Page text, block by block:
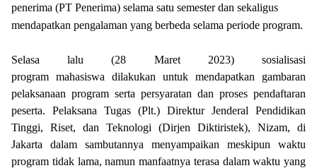
penerima (PT Penerima) selama satu semester dan sekaligus
mendapatkan pengalaman yang berbeda selama periode program.
Selasa lalu (28 Maret 2023) sosialisasi
program mahasiswa dilakukan untuk mendapatkan gambaran
pelaksanaan program serta persyaratan dan proses pendaftaran
peserta. Pelaksana Tugas (Plt.) Direktur Jenderal Pendidikan
Tinggi, Riset, dan Teknologi (Dirjen Diktiristek), Nizam, di
Jakarta dalam sambutannya menyampaikan meskipun waktu
program tidak lama, namun manfaatnya terasa dalam waktu yang